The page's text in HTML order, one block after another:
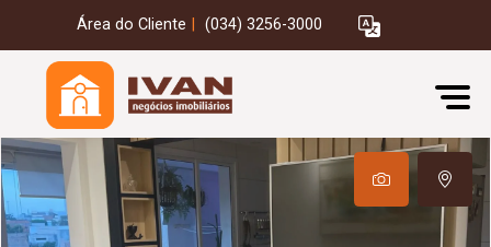
Área do Cliente (034) 3256-3000